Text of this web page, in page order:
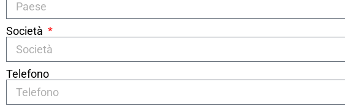
Società
Telefono